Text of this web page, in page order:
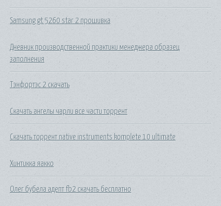
Samsung gt 5260 star 2 прошивка
Дневник производственной практики менеджера образец
заполнения
Тэнфортэс 2 скачать
Скачать ангелы чарли все части торрент
Скачать торрент native instruments komplete 10 ultimate
Хинтикка яакко
Олег бубела адепт fb2 скачать бесплатно